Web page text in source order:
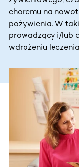
choremu na
pożywienia. W
prowadzący i/lub
wdrożeniu